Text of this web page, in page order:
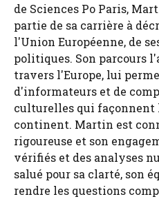
de Sciences Po Paris,
partie de sa carrière à
l'Union Européenne, de
politiques. Son parcours
travers l'Europe, lui
d'informateurs et de
culturelles qui façonnent
continent. Martin est
rigoureuse et son
vérifiés et des analyses
salué pour sa clarté, son
rendre les questions